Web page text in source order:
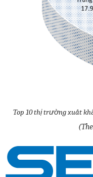
Top 10 thị trường xuất